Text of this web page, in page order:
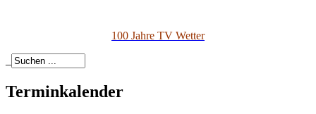
100 Jahre TV Wetter
Terminkalender